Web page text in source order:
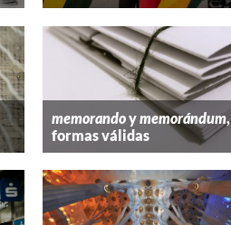
memorandoymemorándum,
formas válidas